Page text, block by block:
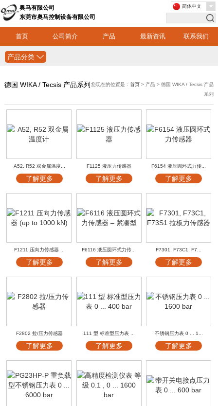
奥马有限公司
东莞市奥马控制设备有限公司
首页 公司简介 产品 最新资讯 联系我们
简体中文
产品分类
德国 WIKA / Tecsis 产品系列 您现在的位置是：首页 > 产品 > 德国 WIKA / Tecsis 产品
系列
A52, R52 双金属温度...
了解更多
F1125 液压力传感器
了解更多
F6154 液压圆环式力传...
了解更多
F1211 压向力传感器 ...
了解更多
F6116 液压圆环式力传...
了解更多
F7301, F73C1, F7...
了解更多
F2802 拉/压力传感器
了解更多
111 型 标准型压力表 ...
了解更多
不锈钢压力表 0 ... 1...
了解更多